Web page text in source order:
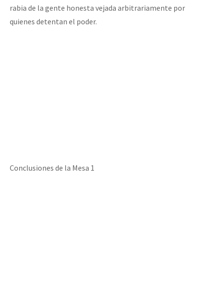
rabia de la gente honesta vejada arbitrariamente por
quienes detentan el poder.
Conclusiones de la Mesa 1